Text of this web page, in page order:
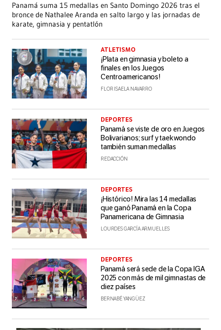
Panamá suma 15 medallas en Santo Domingo 2026 tras el
bronce de Nathalee Aranda en salto largo y las jornadas de
karate, gimnasia y pentatlón
ATLETISMO
¡Plata en gimnasia y boleto a
finales en los Juegos
Centroamericanos!
FLOR ISAELA NAVARRO
DEPORTES
Panamá se viste de oro en Juegos
Bolivarianos; surf y taekwondo
también suman medallas
REDACCIÓN
DEPORTES
¡Histórico! Mira las 14 medallas
que ganó Panamá en la Copa
Panamericana de Gimnasia
LOURDES GARCÍA ARMUELLES
DEPORTES
Panamá será sede de la Copa IGA
2025 con más de mil gimnastas de
diez países
BERNABÉ YANGÜEZ